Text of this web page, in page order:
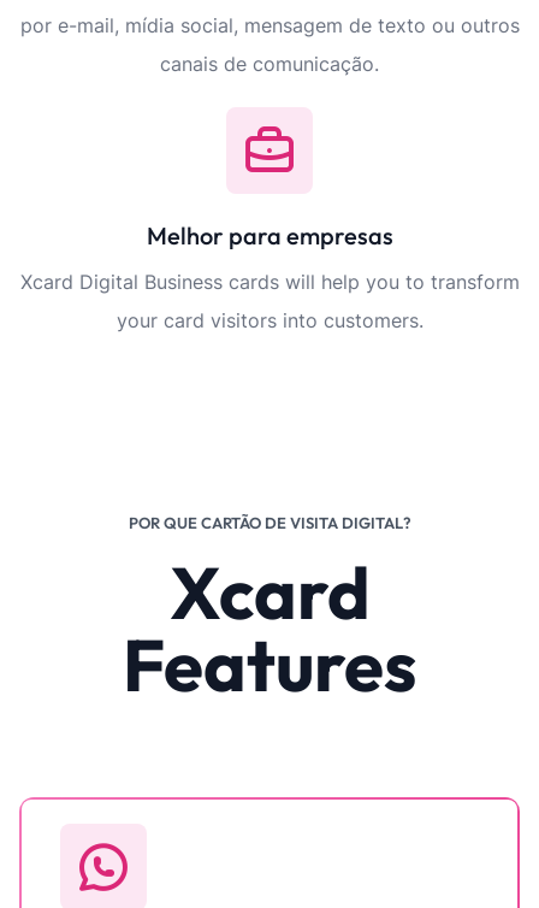
por e-mail, mídia social, mensagem de texto ou outros
canais de comunicação.
Melhor para empresas
Xcard Digital Business cards will help you to transform
your card visitors into customers.
POR QUE CARTÃO DE VISITA DIGITAL?
Xcard
Features